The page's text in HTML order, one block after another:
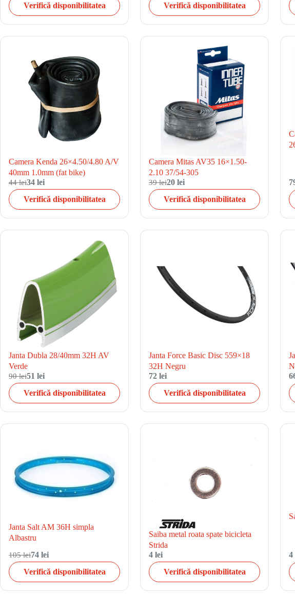
Verifică disponibilitatea
Verifică disponibilitatea
Camera Kenda 26×4.50/4.80 A/V
40mm 1.0mm (fat bike)
44 lei34 lei
Verifică disponibilitatea
Camera Mitas AV35 16×1.50-
2.10 37/54-305
39 lei20 lei
Verifică disponibilitatea
Janta Dubla 28/40mm 32H AV
Verde
90 lei51 lei
Verifică disponibilitatea
Janta Force Basic Disc 559×18
32H Negru
72 lei
Verifică disponibilitatea
Janta Salt AM 36H simpla
Albastru
105 lei74 lei
Verifică disponibilitatea
Saiba metal roata spate bicicleta
Strida
4 lei
Verifică disponibilitatea
4